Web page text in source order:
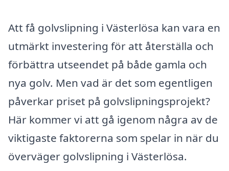
Att få golvslipning i Västerlösa kan vara en
utmärkt investering för att återställa och
förbättra utseendet på både gamla och
nya golv. Men vad är det som egentligen
påverkar priset på golvslipningsprojekt?
Här kommer vi att gå igenom några av de
viktigaste faktorerna som spelar in när du
överväger golvslipning i Västerlösa.